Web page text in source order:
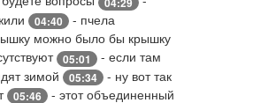
04:40
- пчела
можно было бы крышку
05:01
- если там
зимой 05:34
- ну вот так
05:46
- этот объединенный